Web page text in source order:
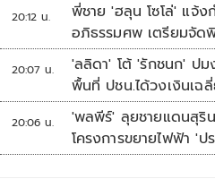
20:12 น.
พี่ชาย 'ฮลุน โซโล่' แจ้ง
อภิธรรมศพ เตรียมจัด
ส.ค.
20:07 น.
'ลลิดา' โต้ 'รักชนก' ปม
พื้นที่ ปชน.ได้วงเงินเฉ
20:06 น.
'พลพีร์' ลุยชายแดนสุริ
โครงการขยายไฟฟ้า 'ป
เนิน 350'